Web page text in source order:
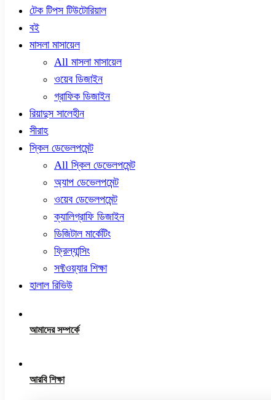
টেক টিপস টিউটোরিয়াল
বই
মাসলা মাসায়েল
All মাসলা মাসায়েল
ওয়েব ডিজাইন
গ্রাফিক ডিজাইন
রিয়াদুস সালেহীন
সীরাহ
স্কিল ডেভেলপমেন্ট
All স্কিল ডেভেলপমেন্ট
অ্যাপ ডেভেলপমেন্ট
ওয়েব ডেভেলপমেন্ট
ক্যালিগ্রাফি ডিজাইন
ডিজিটাল মার্কেটিং
ফ্রিল্যান্সিং
সফ্টওয়্যার শিক্ষা
হালাল রিভিউ
আমাদের সম্পর্কে
আরবি শিক্ষা